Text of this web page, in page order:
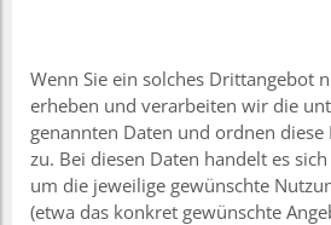
Wenn Sie ein solches Drittangebot
erheben und verarbeiten wir die
genannten Daten und ordnen diese
zu. Bei diesen Daten handelt es
um die jeweilige gewünschte
(etwa das konkret gewünschte